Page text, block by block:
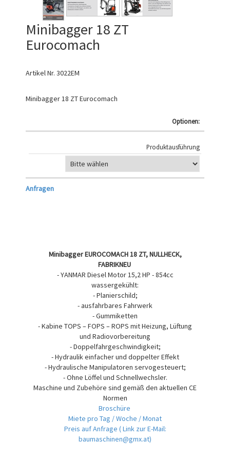
Minibagger 18 ZT
Eurocomach
Artikel Nr. 3022EM
Minibagger 18 ZT Eurocomach
Optionen:
Produktausführung
Anfragen
Minibagger EUROCOMACH 18 ZT, NULLHECK,
FABRIKNEU
- YANMAR Diesel Motor 15,2 HP - 854cc
wassergekühlt:
- Planierschild;
- ausfahrbares Fahrwerk
- Gummiketten
- Kabine TOPS – FOPS – ROPS mit Heizung, Lüftung
und Radiovorbereitung
- Doppelfahrgeschwindigkeit;
- Hydraulik einfacher und doppelter Effekt
- Hydraulische Manipulatoren servogesteuert;
- Ohne Löffel und Schnellwechsler.
Maschine und Zubehöre sind gemäß den aktuellen CE
Normen
Broschüre
Miete pro Tag / Woche / Monat
Preis auf Anfrage ( Link zur E-Mail:
baumaschinen@gmx.at)